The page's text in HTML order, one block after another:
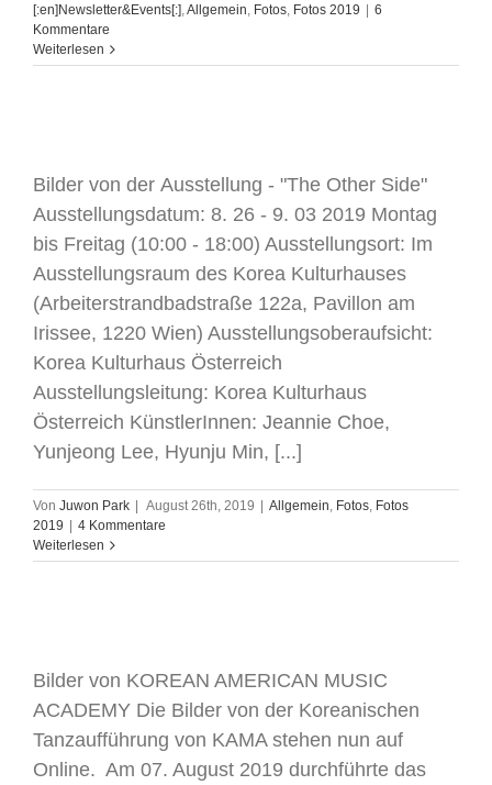
[:en]Newsletter&Events[:],Allgemein, Fotos, Fotos 2019
6
Kommentare
Weiterlesen
Bilder von der Ausstellung - "The Other Side"
Ausstellungsdatum: 8. 26 - 9. 03 2019 Montag
bis Freitag (10:00 - 18:00) Ausstellungsort: Im
Ausstellungsraum des Korea Kulturhauses
(Arbeiterstrandbadstraße 122a, Pavillon am
Irissee, 1220 Wien) Ausstellungsoberaufsicht:
Korea Kulturhaus Österreich
Ausstellungsleitung: Korea Kulturhaus
Österreich KünstlerInnen: Jeannie Choe,
Yunjeong Lee, Hyunju Min, [...]
Von Juwon Park August 26th, 2019 Allgemein, Fotos, Fotos
2019
4 Kommentare
Weiterlesen
Bilder von KOREAN AMERICAN MUSIC
ACADEMY Die Bilder von der Koreanischen
Tanzaufführung von KAMA stehen nun auf
Online. Am 07. August 2019 durchführte das